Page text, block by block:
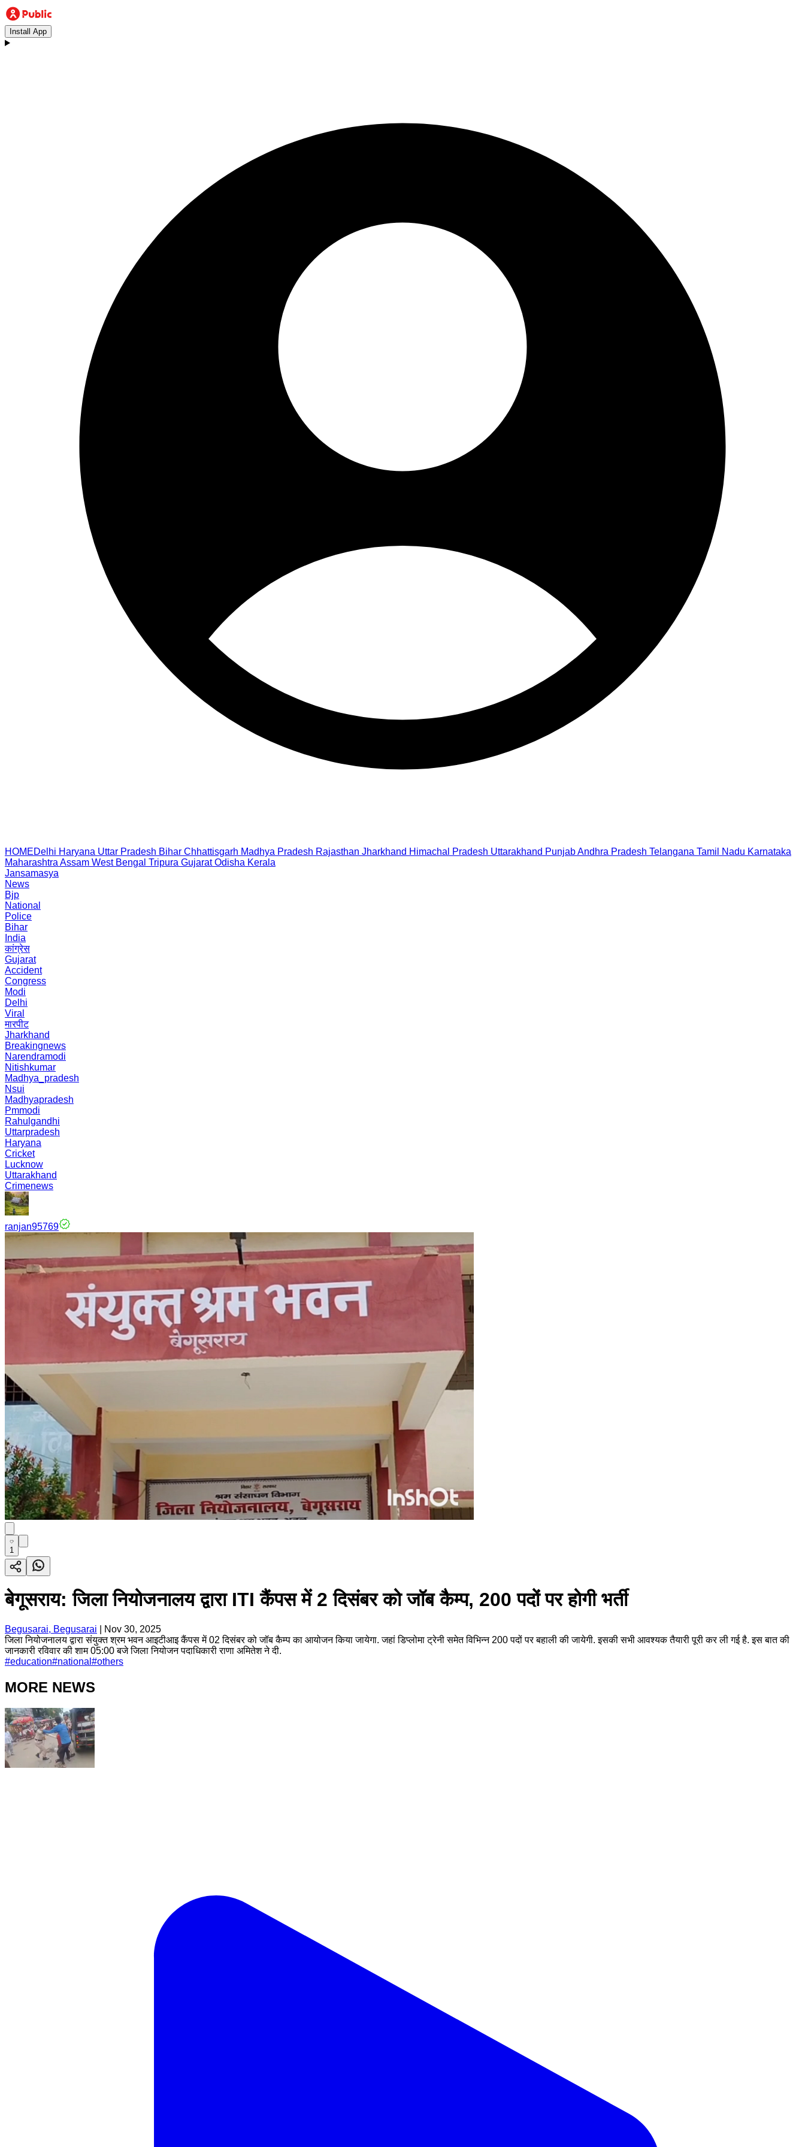
Install App
HOMEDelhi Haryana Uttar Pradesh Bihar Chhattisgarh Madhya Pradesh Rajasthan Jharkhand Himachal Pradesh Uttarakhand PunjabAndhra Pradesh Telangana Tamil Nadu Karnataka
Maharashtra Assam West Bengal Tripura Gujarat Odisha Kerala
Jansamasya
News
Bjp
National
Police
Bihar
India
कांग्रेस
Gujarat
Accident
Congress
Modi
Delhi
Viral
मारपीट
Jharkhand
Breakingnews
Narendramodi
Nitishkumar
Madhya_pradesh
Nsui
Madhyapradesh
Pmmodi
Rahulgandhi
Uttarpradesh
Haryana
Cricket
Lucknow
Uttarakhand
Crimenews
ranjan95769
1
बेगूसराय: जिला नियोजनालय द्वारा ITI कैंपस में 2 दिसंबर को जॉब कैम्प, 200 पदों पर होगी भर्ती
Begusarai, Begusarai
Nov 30, 2025
जिला नियोजनालय द्वारा संयुक्त श्रम भवन आइटीआइ कैंपस में 02 दिसंबर को जॉब कैम्प का आयोजन किया जायेगा. जहां डिप्लोमा ट्रेनी समेत विभिन्न 200 पदों पर बहाली की जायेगी. इसकी सभी आवश्यक तैयारी पूरी कर ली गई है. इस बात की
जानकारी रविवार की शाम 05:00 बजे जिला नियोजन पदाधिकारी राणा अमितेश ने दी.
#education#national #others
MORE NEWS